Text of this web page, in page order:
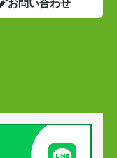
お問い合わせ